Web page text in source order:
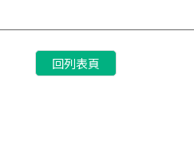
回列表頁